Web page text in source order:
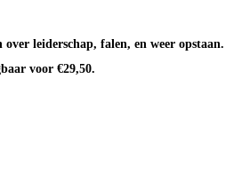
leiderschap, falen, en weer opstaan.
voor €29,50.